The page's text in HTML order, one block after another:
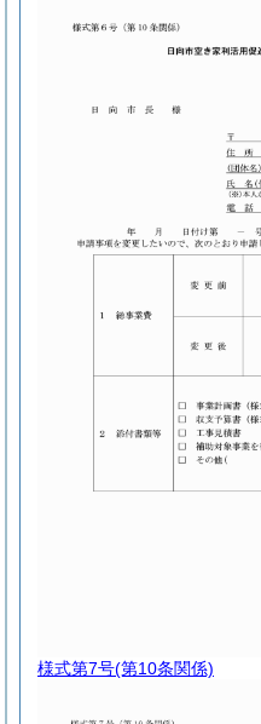
様式第7号(第10条関係)